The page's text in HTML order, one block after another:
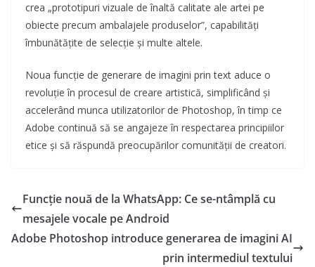
crea „prototipuri vizuale de înaltă calitate ale artei pe
obiecte precum ambalajele produselor”, capabilități
îmbunătățite de selecție și multe altele.
Noua funcție de generare de imagini prin text aduce o
revoluție în procesul de creare artistică, simplificând și
accelerând munca utilizatorilor de Photoshop, în timp ce
Adobe continuă să se angajeze în respectarea principiilor
etice și să răspundă preocupărilor comunității de creatori.
Funcție nouă de la WhatsApp: Ce se-ntâmplă cu
mesajele vocale pe Android
Adobe Photoshop introduce generarea de imagini AI
prin intermediul textului